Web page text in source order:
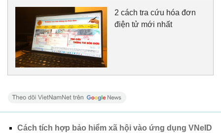
2 cách tra cứu hóa đơn
điện tử mới nhất
Cách tích hợp bảo hiểm xã hội vào ứng dụng VNeID